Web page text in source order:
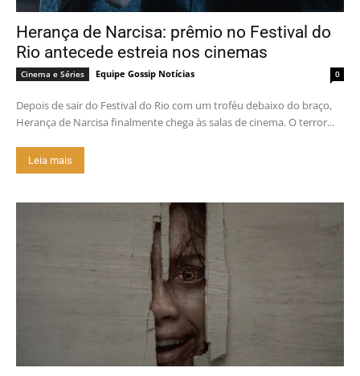
Herança de Narcisa: prêmio no Festival do
Rio antecede estreia nos cinemas
Cinema e Séries Equipe Gossip Notícias 0
Depois de sair do Festival do Rio com um troféu debaixo do braço,
Herança de Narcisa finalmente chega às salas de cinema. O terror...
Leia mais